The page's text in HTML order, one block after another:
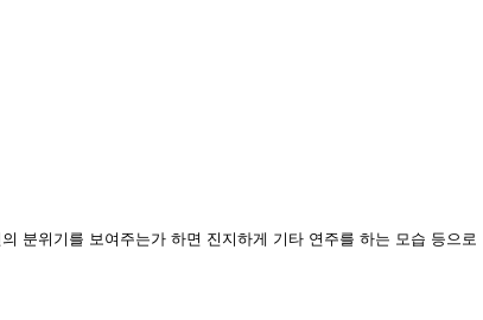
분위기를 보여주는가 하면 진지하게 기타 연주를 하는 모습 등으로